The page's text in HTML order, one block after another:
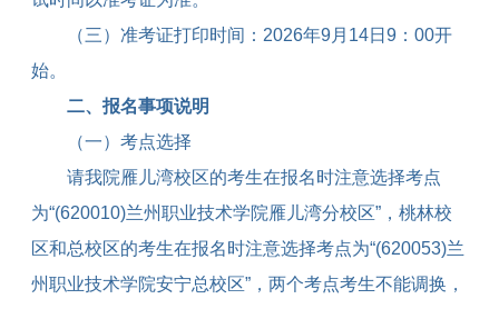
（三）准考证打印时间： 2026年9月 14日 9： 00开
始。
二、报名事项说明
（一）考点选择
请我院雁儿湾校区的考生在报名时注意选择考点
为“(620010)兰州职业技术学院雁儿湾分校区”，桃林校
区和总校区的考生在报名时注意选择考点为“(620053)兰
州职业技术学院安宁总校区”，两个考点考生不能调换，